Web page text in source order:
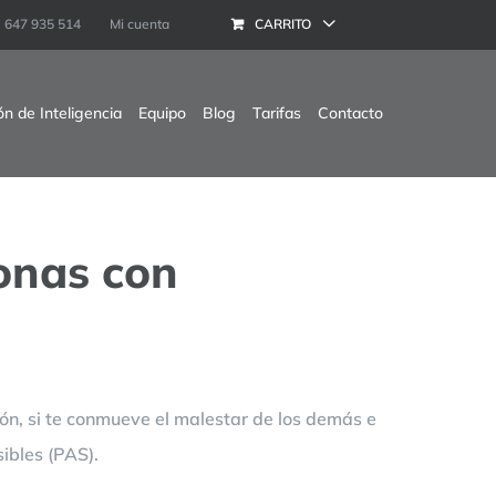
647 935 514 Mi cuenta CARRITO
de Inteligencia Equipo Blog Tarifas Contacto
con
si te conmueve el malestar de los demás e
(PAS).